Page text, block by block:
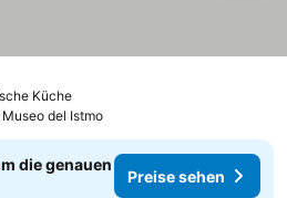
KüchePreise sehen
del Istmo
die genauen
Preise sehen